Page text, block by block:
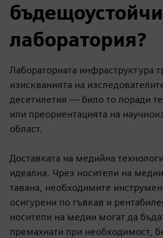
лаборатория?
Лабораторната инфраструктура
изискванията на
десетилетия — било то поради
или преориентацията на
област.
Доставката на медийна
идеална. Чрез носители на
тавана, необходимите
осигурени по гъвкав и
носители на медии могат да
премахнати при необходимост,